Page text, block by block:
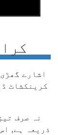
کرینکشاٹ
نہ صرف
ذریعہ ہے,